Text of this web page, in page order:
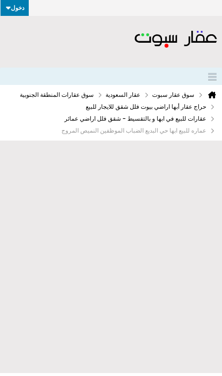
دخول
سوق عقار سبوت عقار السعودية
سوق عقارات المنطقة الجنوبية
حراج عقار أبها اراضي بيوت فلل شقق للايجار للبيع
عقارات للبيع في ابها و بالتقسيط - شقق فلل اراضي عمائر
عماره للبيع ابها حي البديع الضباب الموظفين النميص المروج